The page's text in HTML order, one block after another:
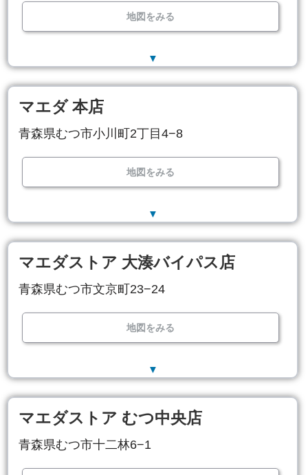
地図をみる
▼
マエダ 本店
青森県むつ市小川町2丁目4−8
地図をみる
▼
マエダストア 大湊バイパス店
青森県むつ市文京町23−24
地図をみる
▼
マエダストア むつ中央店
青森県むつ市十二林6−1